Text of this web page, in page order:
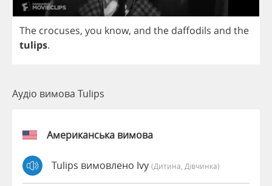
The crocuses, you know, and the daffodils and the
tulips.
Аудіо вимова Tulips
Американська вимова
Tulips вимовлено Ivy (дитина, Дівчинка)